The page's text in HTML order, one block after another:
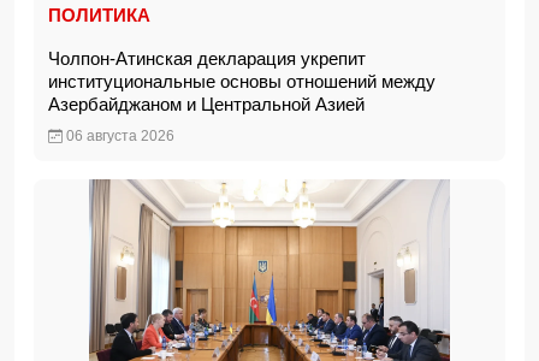
ПОЛИТИКА
Чолпон-Атинская декларация укрепит
институциональные основы отношений между
Азербайджаном и Центральной Азией
06 августа 2026